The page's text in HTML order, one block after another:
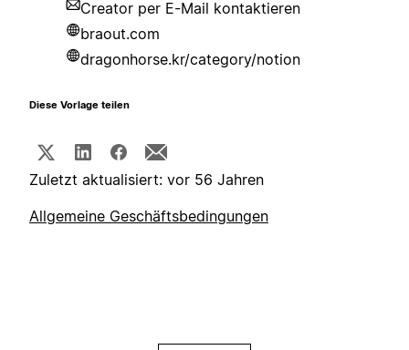
Creator per E-Mail kontaktieren
braout.com
dragonhorse.kr/category/notion
Diese Vorlage teilen
Zuletzt aktualisiert: vor 56 Jahren
Allgemeine Geschäftsbedingungen